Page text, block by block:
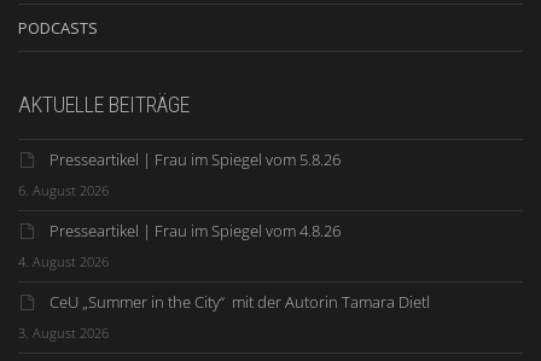
PODCASTS
AKTUELLE BEITRÄGE
Presseartikel | Frau im Spiegel vom 5.8.26
6. August 2026
Presseartikel | Frau im Spiegel vom 4.8.26
4. August 2026
CeU „Summer in the City“ mit der Autorin Tamara Dietl
3. August 2026